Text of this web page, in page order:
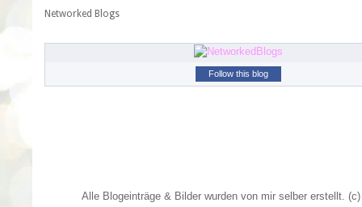
Networked Blogs
Follow this blog
Alle Blogeinträge & Bilder wurden von mir selber erstellt.